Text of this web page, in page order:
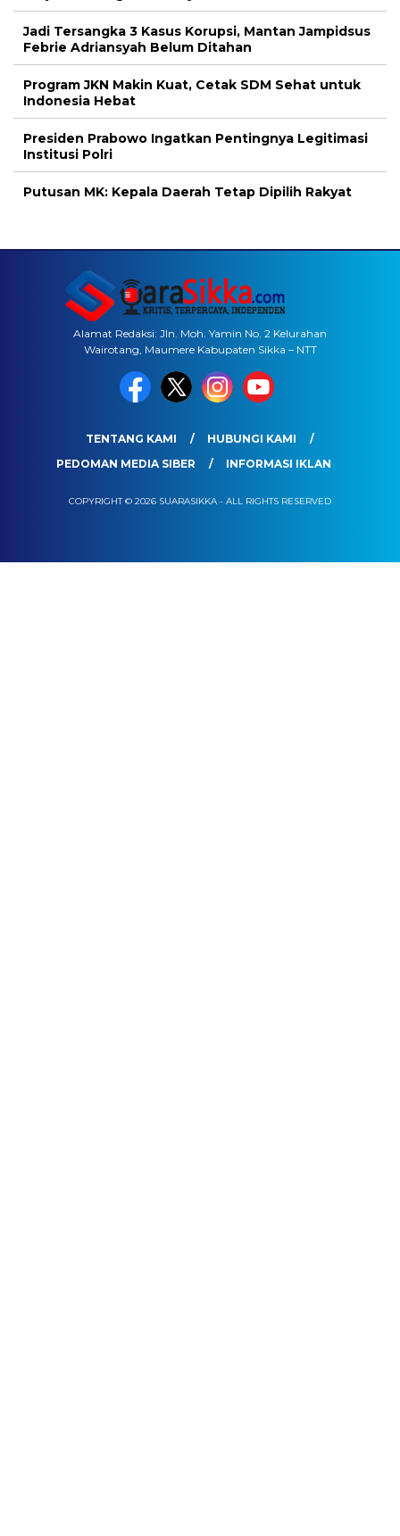
Jadi Tersangka 3 Kasus Korupsi, Mantan Jampidsus
Febrie Adriansyah Belum Ditahan
Program JKN Makin Kuat, Cetak SDM Sehat untuk
Indonesia Hebat
Presiden Prabowo Ingatkan Pentingnya Legitimasi
Institusi Polri
Putusan MK: Kepala Daerah Tetap Dipilih Rakyat
Alamat Redaksi: Jln. Moh. Yamin No. 2 Kelurahan
Wairotang, Maumere Kabupaten Sikka – NTT
TENTANG KAMI
HUBUNGI KAMI
PEDOMAN MEDIA SIBER
INFORMASI IKLAN
COPYRIGHT © 2026 SUARASIKKA - ALL RIGHTS RESERVED